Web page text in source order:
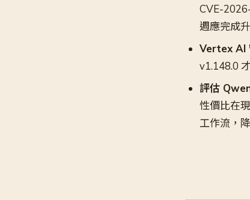
CVE-
週應完成
Vertex AI
v1.148.0
評估
性價比在
工作流，